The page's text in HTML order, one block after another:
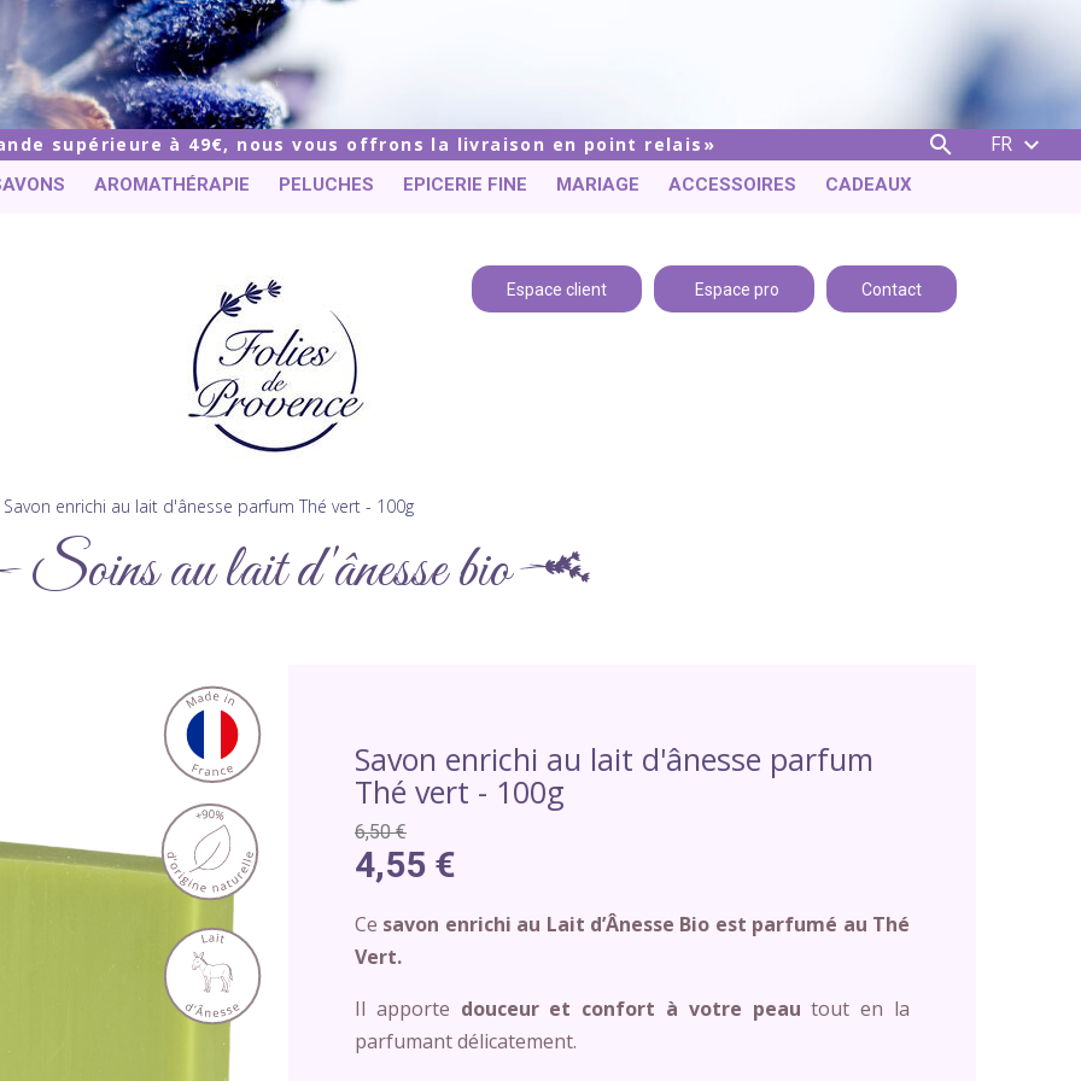
supérieure à 49€, nous vous offrons la livraison en point relais  FR 
AROMATHÉRAPIE PELUCHES EPICERIE FINE MARIAGE ACCESSOIRES CADEAUX
Espace client Espace pro Contact
Savon enrichi au lait d'ânesse parfum Thé vert - 100g
Soins au lait d'ânesse bio
Savon enrichi au lait d'ânesse parfum
Thé vert - 100g
6,50 €
4,55 €
Ce savon enrichi au Lait d’Ânesse Bio est parfumé au Thé
Vert.
Il apporte douceur et confort à votre peau tout en la
parfumant délicatement.